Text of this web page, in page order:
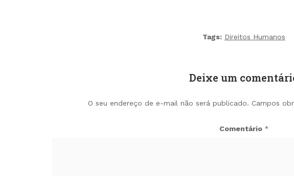
Tags: Direitos Humanos
Deixe um
O seu endereço de e-mail não será publicado. Campos
Comentário *